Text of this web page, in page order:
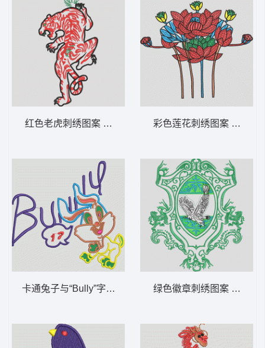
红色老虎刺绣图案 虎 老虎
卡通兔子与“Bully”字样刺绣设计 兔子
彩色莲花刺绣图案 荷花
绿色徽章刺绣图案 鹰标